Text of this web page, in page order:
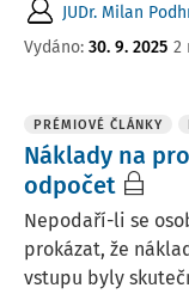
JUDr. Milan
Vydáno: 30. 9. 2025 2
PRÉMIOVÉ ČLÁNKY
Náklady na
odpočet
Nepodaří-li se
prokázat, že
vstupu byly